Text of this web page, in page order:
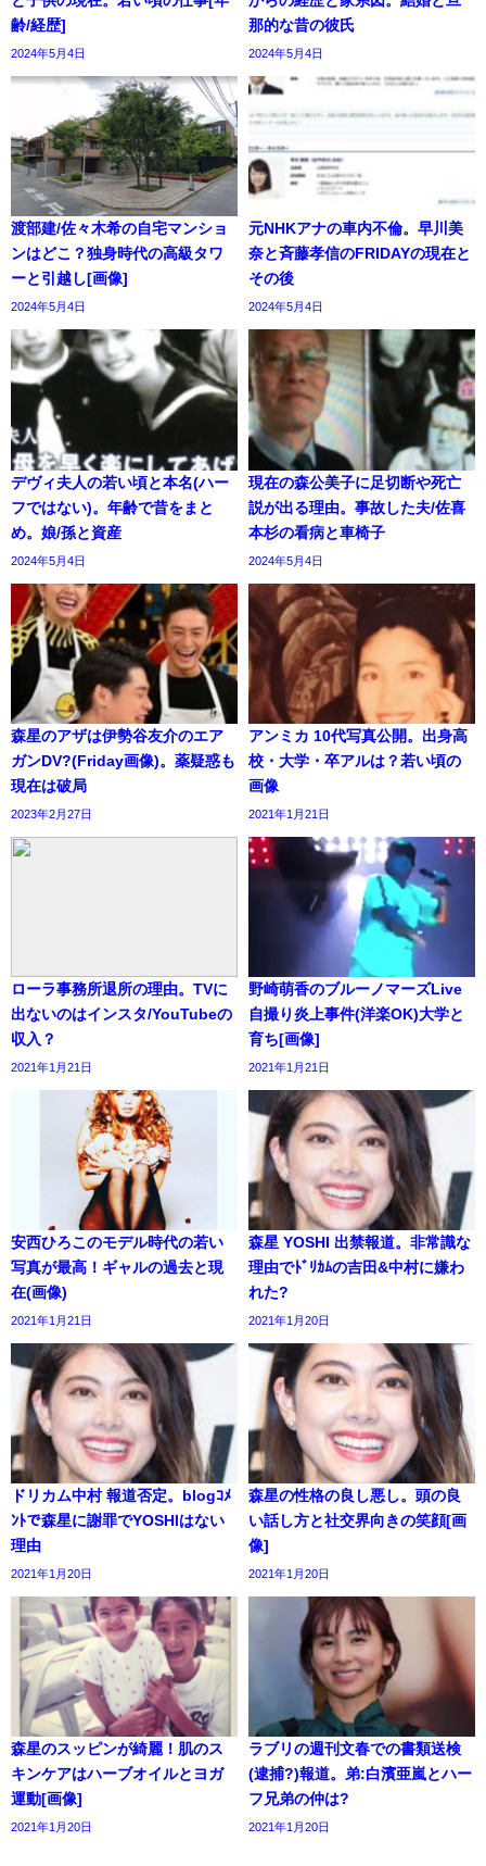
齢/経歴]
2024年5月4日
那的な昔の彼氏
2024年5月4日
渡部建/佐々木希の自宅マンショ
ンはどこ？独身時代の高級タワ
ーと引越し[画像]
2024年5月4日
元NHKアナの車内不倫。早川美
奈と斉藤孝信のFRIDAYの現在と
その後
2024年5月4日
デヴィ夫人の若い頃と本名(ハー
フではない)。年齢で昔をまと
め。娘/孫と資産
2024年5月4日
現在の森公美子に足切断や死亡
説が出る理由。事故した夫/佐喜
本杉の看病と車椅子
2024年5月4日
森星のアザは伊勢谷友介のエア
ガンDV?(Friday画像)。薬疑惑も
現在は破局
2023年2月27日
アンミカ 10代写真公開。出身高
校・大学・卒アルは？若い頃の
画像
2021年1月21日
ローラ事務所退所の理由。TVに
出ないのはインスタ/YouTubeの
収入？
2021年1月21日
野崎萌香のブルーノマーズLive
自撮り炎上事件(洋楽OK)大学と
育ち[画像]
2021年1月21日
安西ひろこのモデル時代の若い
写真が最高！ギャルの過去と現
在(画像)
2021年1月21日
森星 YOSHI 出禁報道。非常識な
理由でﾄﾞﾘｶﾑの吉田&中村に嫌わ
れた?
2021年1月20日
ドリカム中村 報道否定。blogｺﾒ
ﾝﾄで森星に謝罪でYOSHIはない
理由
2021年1月20日
森星の性格の良し悪し。頭の良
い話し方と社交界向きの笑顔[画
像]
2021年1月20日
森星のスッピンが綺麗！肌のス
キンケアはハーブオイルとヨガ
運動[画像]
2021年1月20日
ラブリの週刊文春での書類送検
(逮捕?)報道。弟:白濱亜嵐とハー
フ兄弟の仲は?
2021年1月20日